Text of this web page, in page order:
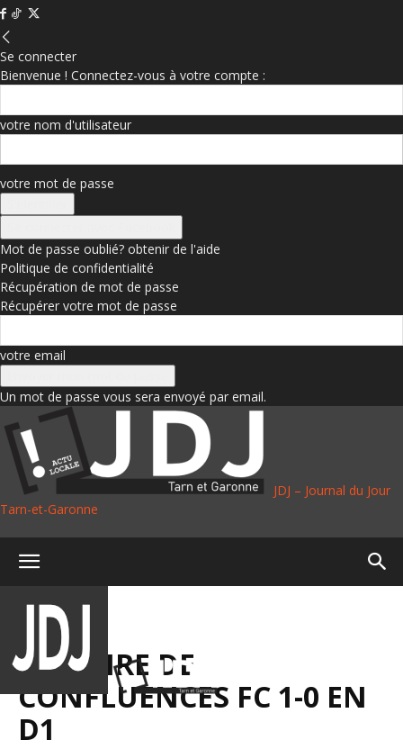
Se connecter
Bienvenue ! Connectez-vous à votre compte :
votre nom d'utilisateur
votre mot de passe
Mot de passe oublié? obtenir de l'aide
Politique de confidentialité
Récupération de mot de passe
Récupérer votre mot de passe
votre email
Un mot de passe vous sera envoyé par email.
JDJ – Journal du Jour
Tarn-et-Garonne
Accueil Sport
VICTOIRE DE
CONFLUENCES FC 1-0 EN
D1